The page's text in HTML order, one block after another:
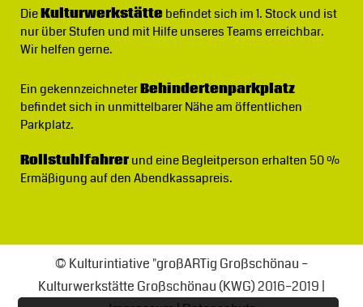
DieKulturwerkstättebefindet sich im 1. Stock und ist
nur über Stufen und mit Hilfe unseres Teams erreichbar.
Wir helfen gerne.
Ein gekennzeichneterBehindertenparkplatz
befindet sich in unmittelbarer Nähe am öffentlichen
Parkplatz.
Rollstuhlfahrerund eine Begleitperson erhalten 50 %
Ermäßigung auf den Abendkassapreis.
© Kulturintiative "großARTig Großschönau –
Kulturwerkstätte Großschönau (KWG) 2016–2019 |